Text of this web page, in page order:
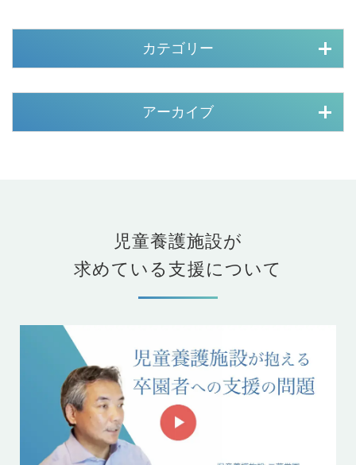
カテゴリー
アーカイブ
児童養護施設が
求めている支援について